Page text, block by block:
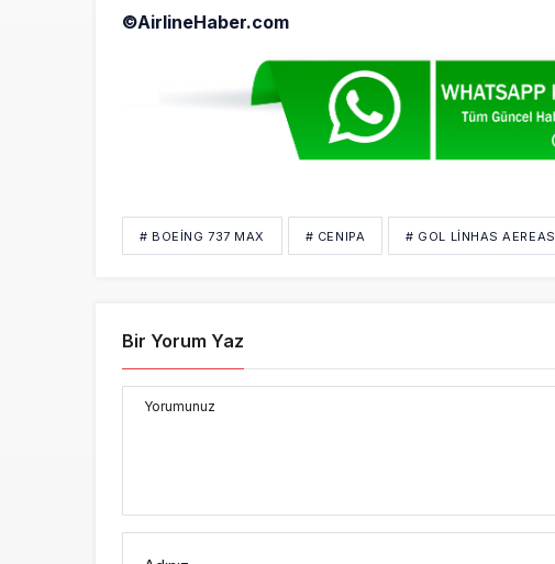
©AirlineHaber.com
# BOEING 737 MAX # CENIPA # GOL LINHAS AEREAS
Bir Yorum Yaz
Yorumunuz